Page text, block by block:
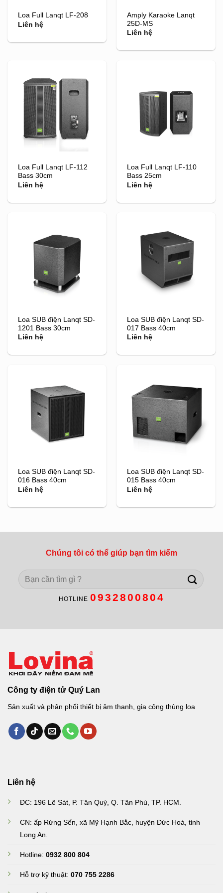
Loa Full Lanqt LF-208
Liên hệ
Amply Karaoke Lanqt
25D-MS
Liên hệ
Loa Full Lanqt LF-112
Bass 30cm
Liên hệ
Loa Full Lanqt LF-110
Bass 25cm
Liên hệ
Loa SUB điện Lanqt SD-
1201 Bass 30cm
Liên hệ
Loa SUB điện Lanqt SD-
017 Bass 40cm
Liên hệ
Loa SUB điện Lanqt SD-
016 Bass 40cm
Liên hệ
Loa SUB điện Lanqt SD-
015 Bass 40cm
Liên hệ
Chúng tôi có thể giúp bạn tìm kiếm
Search
for:
HOTLINE 0932800804
Công ty điện tử Quý Lan
Sản xuất và phân phối thiết bị âm thanh, gia công thùng loa
Liên hệ
ĐC: 196 Lê Sát, P. Tân Quý, Q. Tân Phú, TP. HCM.
CN: ấp Rừng Sến, xã Mỹ Hạnh Bắc, huyện Đức Hoà, tỉnh
Long An
Hotline: 0932 800 804
Hỗ trợ kỹ thuật: 070 755 2286